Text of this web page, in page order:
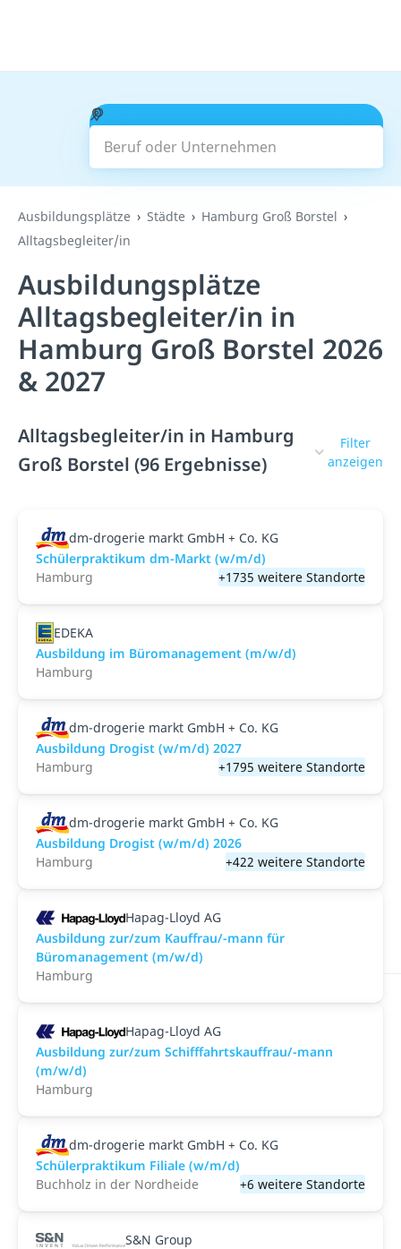
Beruf oder Unternehmen
Suchen
Ausbildungsplätze Städte
Hamburg Groß Borstel
Alltagsbegleiter/in
Ausbildungsplätze
Alltagsbegleiter/in in
Hamburg Groß Borstel 2026
& 2027
Alltagsbegleiter/in in Hamburg
Groß Borstel (96 Ergebnisse)
Filter
anzeigen
dm-drogerie markt GmbH + Co. KG
Schülerpraktikum dm-Markt (w/m/d)
Hamburg
+1735 weitere Standorte
EDEKA
Ausbildung im Büromanagement (m/w/d)
Hamburg
dm-drogerie markt GmbH + Co. KG
Ausbildung Drogist (w/m/d) 2027
Hamburg
+1795 weitere Standorte
dm-drogerie markt GmbH + Co. KG
Ausbildung Drogist (w/m/d) 2026
Hamburg
+422 weitere Standorte
Hapag-Lloyd AG
Ausbildung zur/zum Kauffrau/-mann für
Büromanagement (m/w/d)
Hamburg
Hapag-Lloyd AG
Ausbildung zur/zum Schifffahrtskauffrau/-mann
(m/w/d)
Hamburg
dm-drogerie markt GmbH + Co. KG
Schülerpraktikum Filiale (w/m/d)
Buchholz in der Nordheide
+6 weitere Standorte
S&N Group